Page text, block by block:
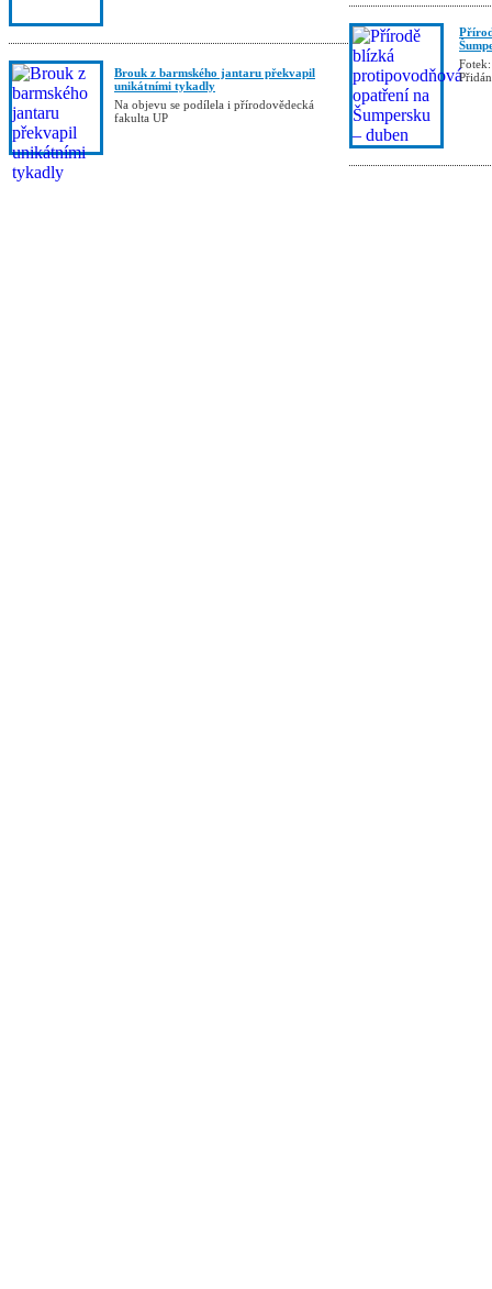
Brouk z barmského jantaru překvapil
unikátními tykadly
Na objevu se podílela i přírodovědecká
fakulta UP